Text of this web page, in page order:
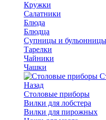
Кружки
Салатники
Блюда
Блюдца
Супницы и бульонницы
Тарелки
Чайники
Чашки
Назад
Cтоловые приборы
Вилки для лобстера
Вилки для пирожных